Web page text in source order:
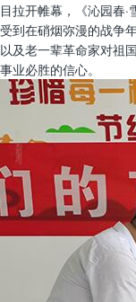
目拉开帷幕，《沁园春
受到在硝烟弥漫的战争
以及老一辈革命家对祖
事业必胜的信心。